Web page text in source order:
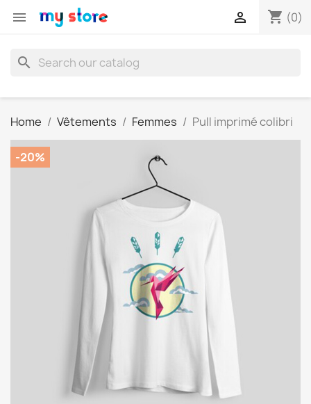
 shopping_cart (0)

search
Home Vêtements Femmes Pull imprimé colibri
-20%